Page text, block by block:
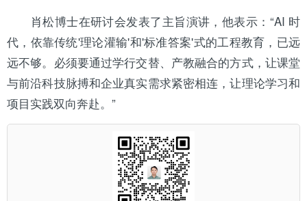
肖松博士在研讨会发表了主旨演讲，他表示：“AI 时
代，依靠传统'理论灌输'和'标准答案'式的工程教育，已远
远不够。必须要通过学行交替、产教融合的方式，让课堂
与前沿科技脉搏和企业真实需求紧密相连，让理论学习和
项目实践双向奔赴。”